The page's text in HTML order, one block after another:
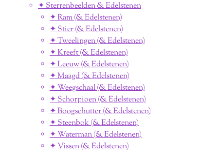
✦ Sterrenbeelden & Edelstenen
✦ Ram (& Edelstenen)
✦ Stier (& Edelstenen)
✦ Tweelingen (& Edelstenen)
✦ Kreeft (& Edelstenen)
✦ Leeuw (& Edelstenen)
✦ Maagd (& Edelstenen)
✦ Weegschaal (& Edelstenen)
✦ Schorpioen (& Edelstenen)
✦ Boogschutter (& Edelstenen)
✦ Steenbok (& Edelstenen)
✦ Waterman (& Edelstenen)
✦ Vissen (& Edelstenen)